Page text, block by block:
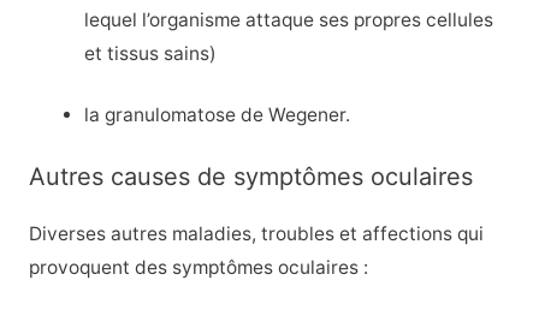
lequel l’organisme attaque ses propres cellules
et tissus sains)
la granulomatose de Wegener.
Autres causes de symptômes oculaires
Diverses autres maladies, troubles et affections qui
provoquent des symptômes oculaires :